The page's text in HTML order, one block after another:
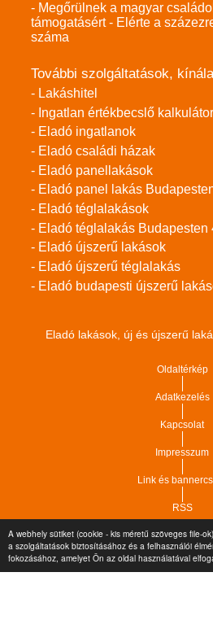
A webhely sütiket (cookie - kis méretű szöveges file-
a szolgáltatások biztosításához és a felhasználói
fokozásához, amelyet Ön az oldal használatával
- Megőrülnek a magyar
támogatásért - Elérte a
száma
További szolgáltatások,
- Lakáshitel
- Ingatlan értékbecslő kalkulátor
- Eladó ingatlanok
- Eladó családi házak
- Eladó panellakások
- Eladó panel lakás
- Eladó téglalakások
- Eladó téglalakás Budapesten
- Eladó újszerű lakások
- Eladó újszerű téglalakás
- Eladó budapesti újszerű
Eladó lakások, új és újszerű
Oldaltérkép
Adatkezelés
Kapcsolat
Impresszum
Link és
RSS
Copyright © 2021.Vár-Köz Kft. -
adminisztrációs